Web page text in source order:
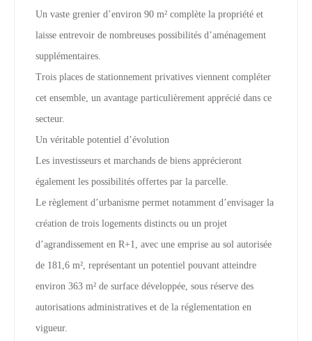
Un vaste grenier d’environ 90 m² complète la propriété et
laisse entrevoir de nombreuses possibilités d’aménagement
supplémentaires.
Trois places de stationnement privatives viennent compléter
cet ensemble, un avantage particulièrement apprécié dans ce
secteur.
Un véritable potentiel d’évolution
Les investisseurs et marchands de biens apprécieront
également les possibilités offertes par la parcelle.
Le règlement d’urbanisme permet notamment d’envisager la
création de trois logements distincts ou un projet
d’agrandissement en R+1, avec une emprise au sol autorisée
de 181,6 m², représentant un potentiel pouvant atteindre
environ 363 m² de surface développée, sous réserve des
autorisations administratives et de la réglementation en
vigueur.